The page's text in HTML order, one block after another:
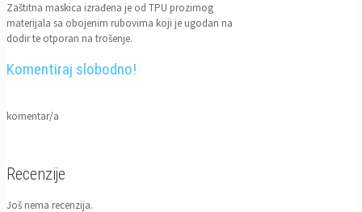
Zaštitna maskica izrađena je od TPU prozirnog
materijala sa obojenim rubovima koji je ugodan na
dodir te otporan na trošenje.
Komentiraj slobodno!
komentar/a
Recenzije
Još nema recenzija.